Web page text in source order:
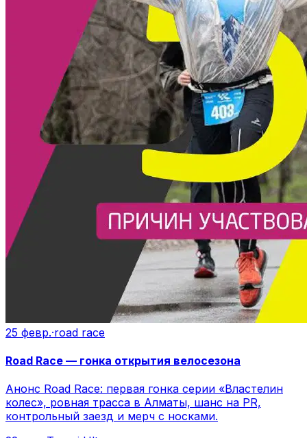
25 февр.·road race
Road Race — гонка открытия велосезона
Анонс Road Race: первая гонка серии «Властелин
колес», ровная трасса в Алматы, шанс на PR,
контрольный заезд и мерч с носками.